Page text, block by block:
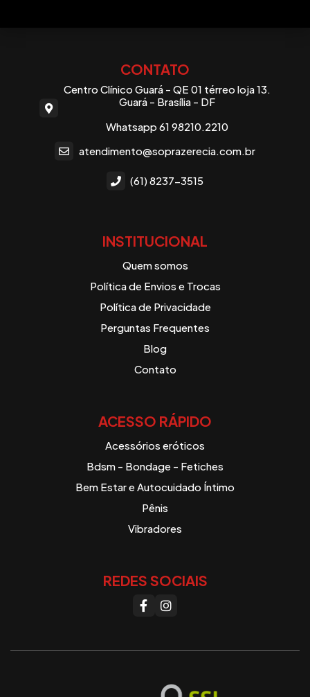
CONTATO
Centro Clínico Guará - QE 01 térreo loja 13.
Guará - Brasília - DF
Whatsapp 61 98210.2210
atendimento@soprazerecia.com.br
(61) 8237-3515
INSTITUCIONAL
Quem somos
Política de Envios e Trocas
Política de Privacidade
Perguntas Frequentes
Blog
Contato
ACESSO RÁPIDO
Acessórios eróticos
Bdsm - Bondage - Fetiches
Bem Estar e Autocuidado Íntimo
Pênis
Vibradores
REDES SOCIAIS